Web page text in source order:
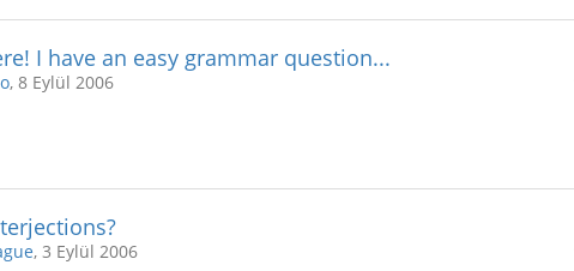
I have an easy grammar question...
, 8 Eylül 2006
, 3 Eylül 2006